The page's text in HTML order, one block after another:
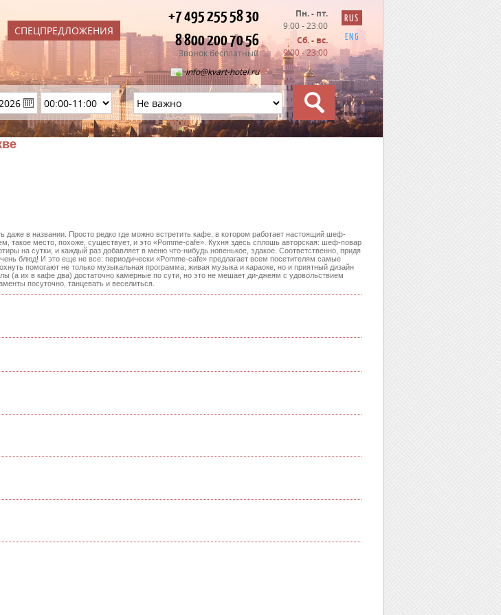
СПЕЦПРЕДЛОЖЕНИЯ
+7 495 255 58 30
8 800 200 70 56
Звонок бесплатный
info@kvart-hotel.ru
Пн. - пт.
9:00 - 23:00
Сб. - вс.
9:00 - 23:00
RUS
ENG
даже в названии. Просто редко где можно встретить кафе, в котором работает настоящий шеф-
такое место, похоже, существует, и это «Pomme-cafe». Кухня здесь сплошь авторская: шеф-повар
на сутки, и каждый раз добавляет в меню что-нибудь новенькое, эдакое. Соответственно, придя
блюд! И это еще не все: периодически «Pomme-cafe» предлагает всем посетителям самые
помогают не только музыкальная программа, живая музыка и караоке, но и приятный дизайн
(а их в кафе два) достаточно камерные по сути, но это не мешает ди-джеям с удовольствием
посуточно, танцевать и веселиться.